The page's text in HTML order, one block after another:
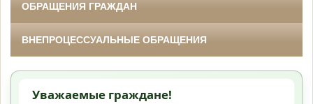
ОБРАЩЕНИЯ ГРАЖДАН
ВНЕПРОЦЕССУАЛЬНЫЕ ОБРАЩЕНИЯ
Уважаемые граждане!